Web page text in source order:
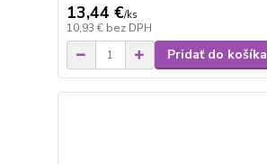
13,44 €/ks
10,93 € bez DPH
Pridať do košíka